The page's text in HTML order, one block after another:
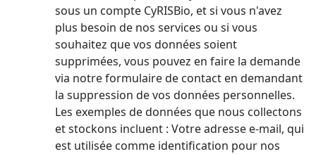
sous un compte CyRISBio, et si vous n'avez
plus besoin de nos services ou si vous
souhaitez que vos données soient
supprimées, vous pouvez en faire la demande
via notre formulaire de contact en demandant
la suppression de vos données personnelles.
Les exemples de données que nous collectons
et stockons incluent : Votre adresse e-mail, qui
est utilisée comme identification pour nos